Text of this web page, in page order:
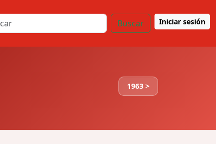
Buscar Iniciar sesión
1963 >